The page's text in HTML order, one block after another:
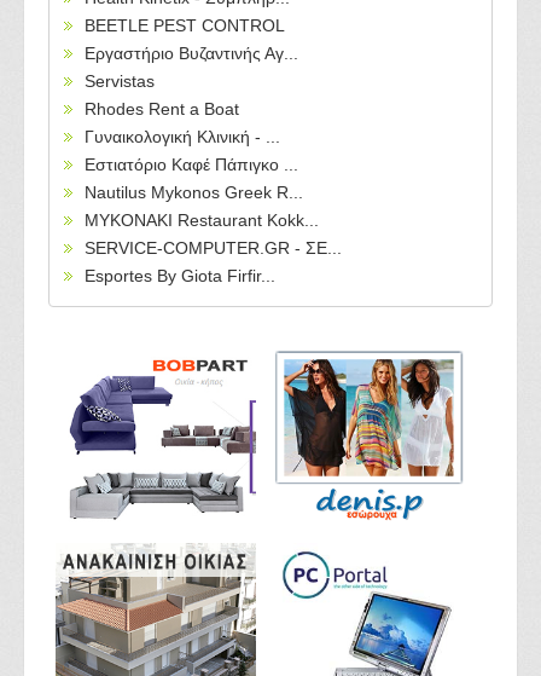
BEETLE PEST CONTROL
Εργαστήριο Βυζαντινής Αγ...
Servistas
Rhodes Rent a Boat
Γυναικολογική Κλινική - ...
Εστιατόριο Καφέ Πάπιγκο ...
Nautilus Mykonos Greek R...
MYKONAKI Restaurant Kokk...
SERVICE-COMPUTER.GR - ΣΕ...
Esportes By Giota Firfir...